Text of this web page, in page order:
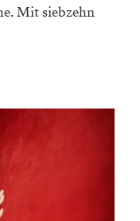
Mit siebzehn